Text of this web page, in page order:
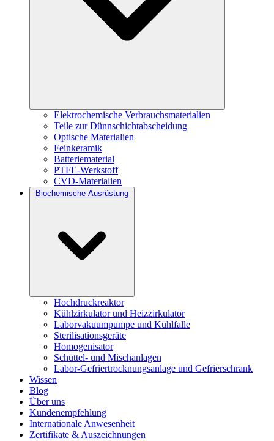
Elektrochemische Verbrauchsmaterialien
Teile zur Dünnschichtabscheidung
Optische Materialien
Feinkeramik
Batteriematerial
PTFE-Werkstoff
CVD-Materialien
Biochemische Ausrüstung
Hochdruckreaktor
Kühlzirkulator und Heizzirkulator
Laborvakuumpumpe und Kühlfalle
Sterilisationsgeräte
Homogenisator
Schüttel- und Mischanlagen
Labor-Gefriertrocknungsanlage und Gefrierschrank
Wissen
Blog
Über uns
Kundenempfehlung
Internationale Anwesenheit
Zertifikate & Auszeichnungen